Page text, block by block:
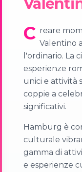
C reare
Valentino
l'ordinario. La
esperienze
unici e attività
coppie a
significativi.
Hamburg è
culturale
gamma di
e esperienze